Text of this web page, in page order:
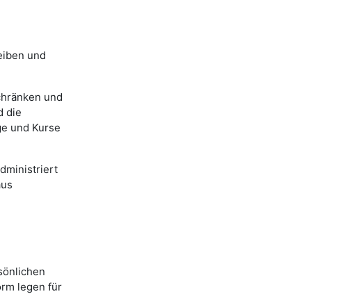
und
und
die
und Kurse
legen für